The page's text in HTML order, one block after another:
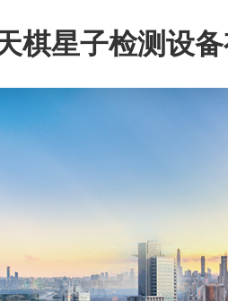
棋星子检测设